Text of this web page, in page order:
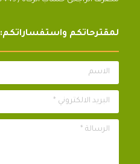
لمقترحاتكم واستفساراتكم:
الاسم
البريد الالكتروني *
الرسالة *